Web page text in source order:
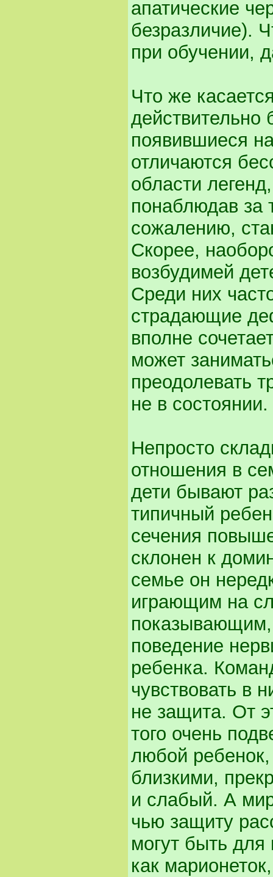
апатические
безразличие).
при обучении,
Что же
действительно
появившиеся
отличаются
области
понаблюдав за
сожалению,
Скорее,
возбудимей
Среди них
страдающие
вполне
может
преодолевать
не в состоянии.
Непросто
отношения в
дети бывают
типичный
сечения
склонен к
семье он
играющим на
показывающим,
поведение
ребенка.
чувствовать в
не защита. От
того очень
любой
близкими,
и слабый. А
чью защиту
могут быть для
как